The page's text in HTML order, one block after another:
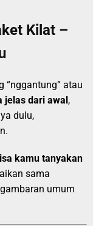
Kilat –
“nggantung” atau
jelas dari awal,
dulu,
kamu tanyakan
sama
umum